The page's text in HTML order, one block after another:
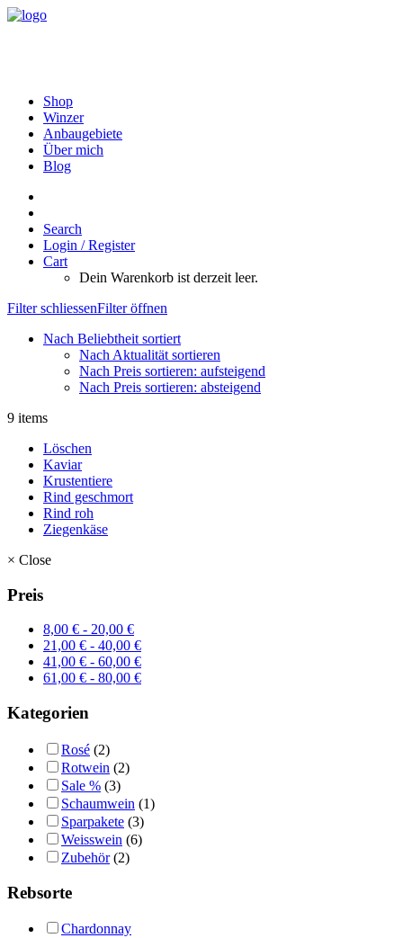
Shop
Winzer
Anbaugebiete
Über mich
Blog
Search
Login / Register
Cart
Dein Warenkorb ist derzeit leer.
Filter schliessenFilter öffnen
Nach Beliebtheit sortiert
Nach Aktualität sortieren
Nach Preis sortieren: aufsteigend
Nach Preis sortieren: absteigend
9 items
Löschen
Kaviar
Krustentiere
Rind geschmort
Rind roh
Ziegenkäse
× Close
Preis
8,00 € - 20,00 €
21,00 € - 40,00 €
41,00 € - 60,00 €
61,00 € - 80,00 €
Kategorien
Rosé (2)
Rotwein (2)
Sale % (3)
Schaumwein (1)
Sparpakete (3)
Weisswein (6)
Zubehör (2)
Rebsorte
Chardonnay